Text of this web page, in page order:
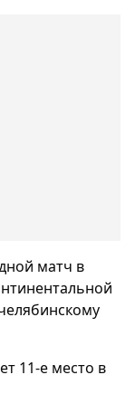
матч в
11-е место в